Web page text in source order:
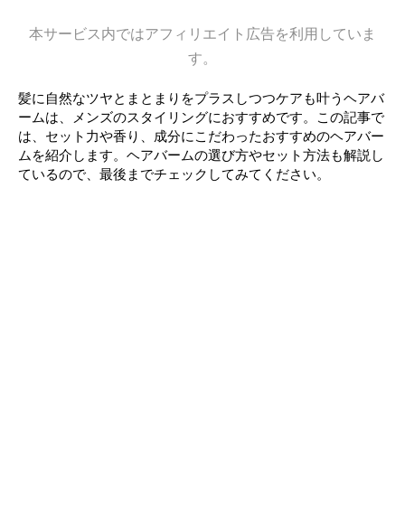
本サービス内ではアフィリエイト広告を利用していま
す。
髪に自然なツヤとまとまりをプラスしつつケアも叶うヘアバ
ームは、メンズのスタイリングにおすすめです。この記事で
は、セット力や香り、成分にこだわったおすすめのヘアバー
ムを紹介します。ヘアバームの選び方やセット方法も解説し
ているので、最後までチェックしてみてください。